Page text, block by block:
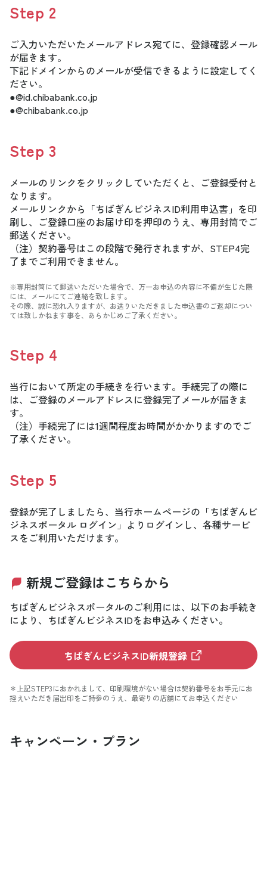
Step 2
ご入力いただいたメールアドレス宛てに、登録確認メール
が届きます。
下記ドメインからのメールが受信できるように設定してく
ださい。
●⁩@id.chibabank.co.jp
●@chibabank.co.jp
Step 3
メールのリンクをクリックしていただくと、ご登録受付と
なります。
メールリンクから「ちばぎんビジネスID利用申込書」を印
刷し、ご登録口座のお届け印を押印のうえ、専用封筒でご
郵送ください。
（注）契約番号はこの段階で発行されますが、STEP4完
了までご利用できません。
※専用封筒にて郵送いただいた場合で、万一お申込の内容に不備が生じた際
には、メールにてご連絡を致します。
その際、誠に恐れ入りますが、お送りいただきました申込書のご返却につい
ては致しかねます事を、あらかじめご了承ください。
Step 4
当行において所定の手続きを行います。手続完了の際に
は、ご登録のメールアドレスに登録完了メールが届きま
す。
（注）手続完了には1週間程度お時間がかかりますのでご
了承ください。
Step 5
登録が完了しましたら、当行ホームページの「ちばぎんビ
ジネスポータル ログイン」よりログインし、各種サービ
スをご利用いただけます。
新規ご登録はこちらから
ちばぎんビジネスポータルのご利用には、以下のお手続き
により、ちばぎんビジネスIDをお申込みください。
ちばぎんビジネスID新規登録
＊上記STEP3におかれまして、印刷環境がない場合は契約番号をお手元にお
控えいただき届出印をご持参のうえ、最寄りの店舗にてお申込ください
キャンペーン・プラン